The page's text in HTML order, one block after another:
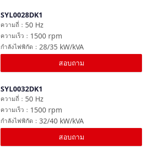
SYL0028DK1
50 Hz
ความถี่ ：
1500 rpm
ความเร็ว ：
28/35 kW/kVA
กำลังไฟพิกัด ：
สอบถาม
SYL0032DK1
50 Hz
ความถี่ ：
1500 rpm
ความเร็ว ：
32/40 kW/kVA
กำลังไฟพิกัด ：
สอบถาม